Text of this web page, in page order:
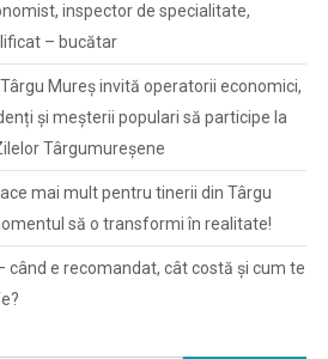
inspector de specialitate,
– bucătar
Mureș invită operatorii economici,
și meșterii populari să participe la
Târgumureșene
mai mult pentru tinerii din Târgu
să o transformi în realitate!
când e recomandat, cât costă și cum te